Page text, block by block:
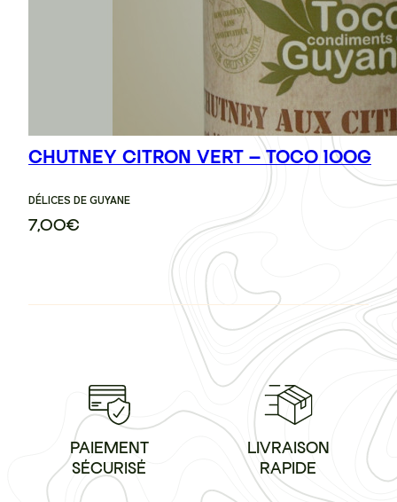
CHUTNEY CITRON VERT – TOCO 100G
DÉLICES DE GUYANE
7,00€
PAIEMENT
SÉCURISÉ
LIVRAISON
RAPIDE